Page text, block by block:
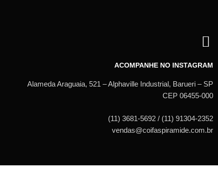
ACOMPANHE NO INSTAGRAM
Alameda Araguaia, 521 – Alphaville Industrial, Barueri – SP
CEP 06455-000
(11) 3681-5692 / (11) 91304-2352
vendas@coifaspiramide.com.br